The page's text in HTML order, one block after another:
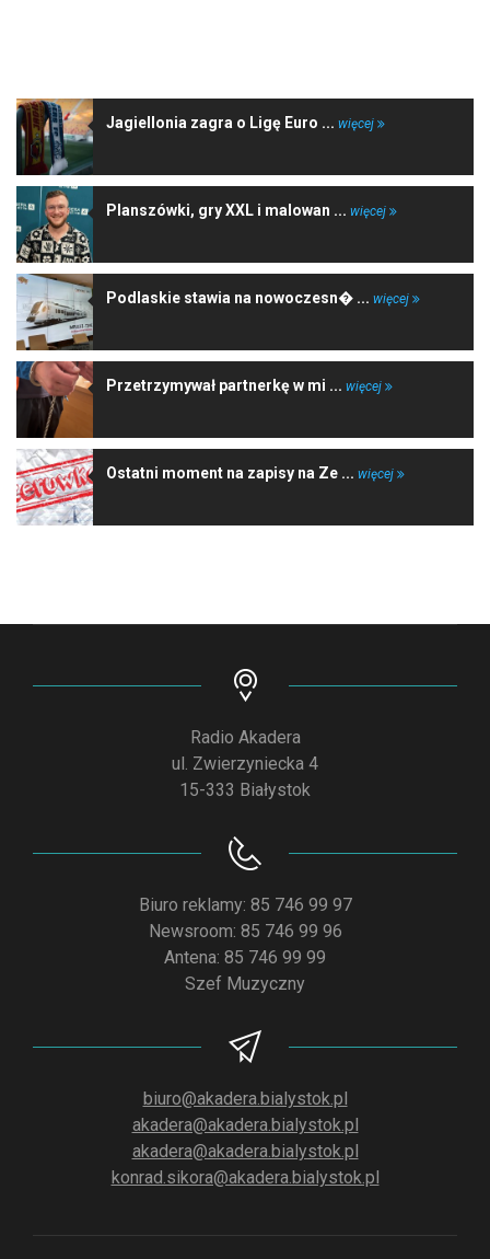
Jagiellonia zagra o Ligę Euro ... więcej
Planszówki, gry XXL i malowan ... więcej
Podlaskie stawia na nowoczesn� ... więcej
Przetrzymywał partnerkę w mi ... więcej
Ostatni moment na zapisy na Ze ... więcej
Radio Akadera
ul. Zwierzyniecka 4
15-333 Białystok
Biuro reklamy: 85 746 99 97
Newsroom: 85 746 99 96
Antena: 85 746 99 99
Szef Muzyczny
biuro@akadera.bialystok.pl
akadera@akadera.bialystok.pl
akadera@akadera.bialystok.pl
konrad.sikora@akadera.bialystok.pl